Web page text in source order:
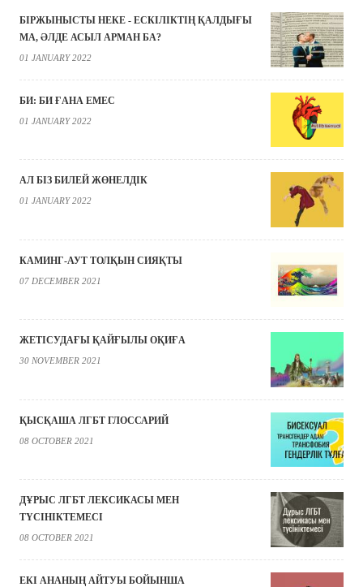
БІРЖЫНЫСТЫ НЕКЕ - ЕСКІЛІКТІҢ ҚАЛДЫҒЫ
МА, ӘЛДЕ АСЫЛ АРМАН БА?
01 JANUARY 2022
БИ: БИ ҒАНА ЕМЕС
01 JANUARY 2022
АЛ БІЗ БИЛЕЙ ЖӨНЕЛДІК
01 JANUARY 2022
КАМИНГ-АУТ ТОЛҚЫН СИЯҚТЫ
07 DECEMBER 2021
ЖЕТІСУДАҒЫ ҚАЙҒЫЛЫ ОҚИҒА
30 NOVEMBER 2021
ҚЫСҚАША ЛГБТ ГЛОССАРИЙ
08 OCTOBER 2021
ДҰРЫС ЛГБТ ЛЕКСИКАСЫ МЕН
ТҮСІНІКТЕМЕСІ
08 OCTOBER 2021
ЕКІ АНАНЫҢ АЙТУЫ БОЙЫНША